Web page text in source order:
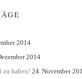
2014
2014
zu haben! 24. November